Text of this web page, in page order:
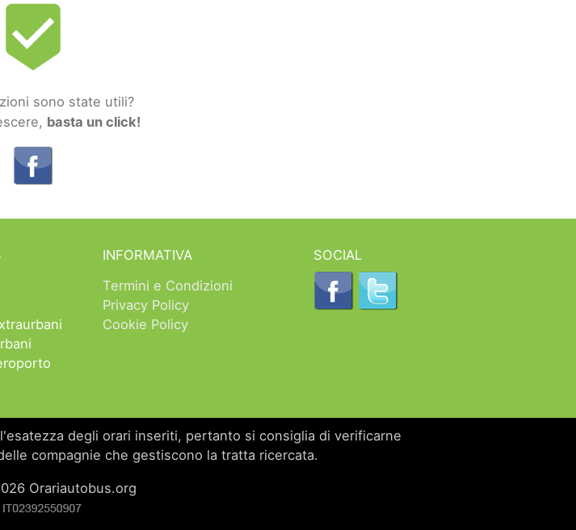
beenhere
sono state utili?
basta un click!
INFORMATIVA
Termini e Condizioni
Privacy Policy
Cookie Policy
SOCIAL
degli orari inseriti, pertanto si consiglia di verificarne
compagnie che gestiscono la tratta ricercata.
Orariautobus.org